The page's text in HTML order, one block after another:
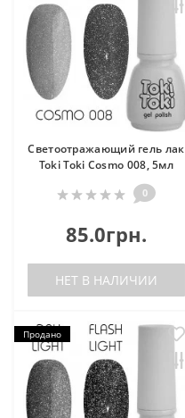
Светоотражающий гель лак
Toki Toki Cosmo 008, 5мл
0
85.0грн.
НЕТ В НАЛИЧИИ
Продано